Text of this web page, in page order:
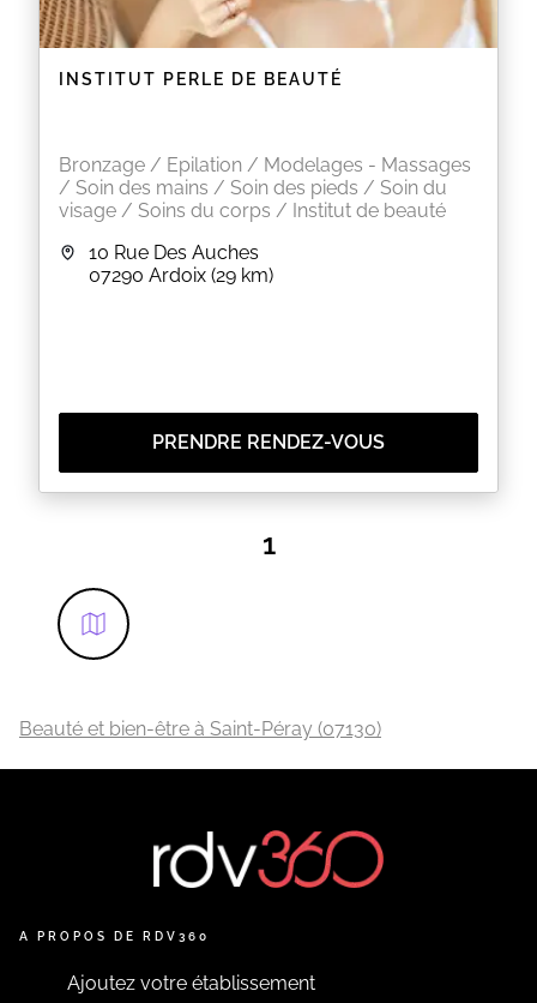
EN SAVOIR PLUS
INSTITUT PERLE DE BEAUTÉ
Bronzage / Epilation / Modelages - Massages
/ Soin des mains / Soin des pieds / Soin du
visage / Soins du corps / Institut de beauté
10 Rue Des Auches
07290 Ardoix (29 km)
PRENDRE RENDEZ-VOUS
1
Beauté et bien-être à Saint-Péray (07130)
A PROPOS DE RDV360
Ajoutez votre établissement